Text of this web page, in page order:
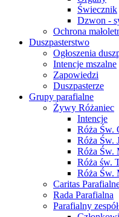
Świecznik
Dzwon -
Ochrona
Duszpasterstwo
Ogłoszenia
Intencje mszalne
Zapowiedzi
Duszpasterze
Grupy parafialne
Żywy Różaniec
Intencje
Róża Św.
Róża Św.
Róża Św.
Róża św.
Róża Św.
Caritas
Rada Parafialna
Parafialny